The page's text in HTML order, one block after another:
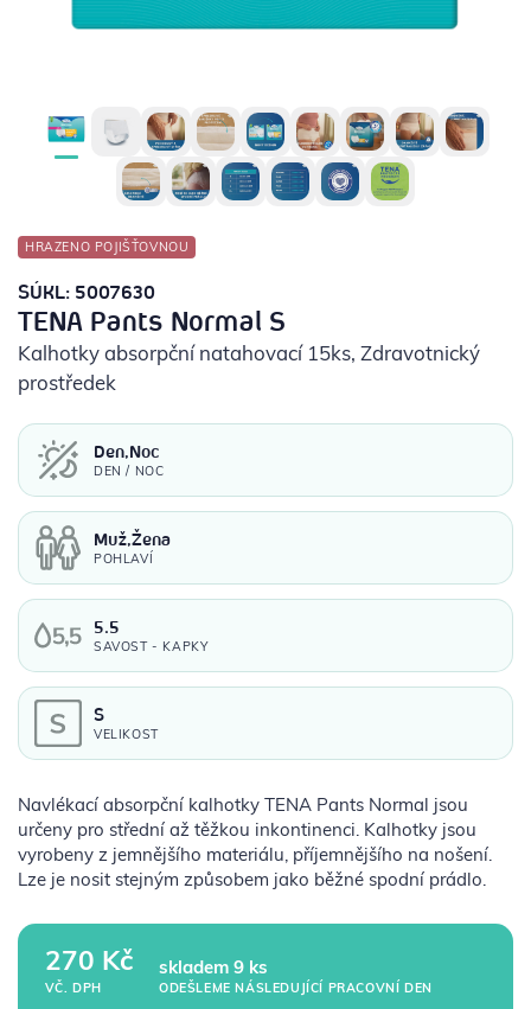
POTŘEBY PRO DIABETIKY
PŘÍSTROJE
OCHRANNÉ POMŮCKY
HRAZENO POJIŠŤOVNOU
SÚKL: 5007630
TENA Pants Normal S
Kalhotky absorpční natahovací 15ks, Zdravotnický
prostředek
Den,Noc
DEN / NOC
Muž,Žena
POHLAVÍ
5.5
SAVOST - KAPKY
S
VELIKOST
Navlékací absorpční kalhotky TENA Pants Normal jsou
určeny pro střední až těžkou inkontinenci. Kalhotky jsou
vyrobeny z jemnějšího materiálu, příjemnějšího na nošení.
Lze je nosit stejným způsobem jako běžné spodní prádlo.
270 Kč
VČ. DPH
skladem 9 ks
ODEŠLEME NÁSLEDUJÍCÍ PRACOVNÍ DEN